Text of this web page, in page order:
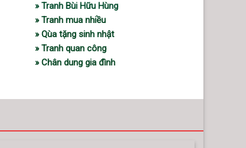
» Tranh Bùi Hữu Hùng
» Tranh mua nhiều
» Qùa tặng sinh nhật
» Tranh quan công
» Chân dung gia đình